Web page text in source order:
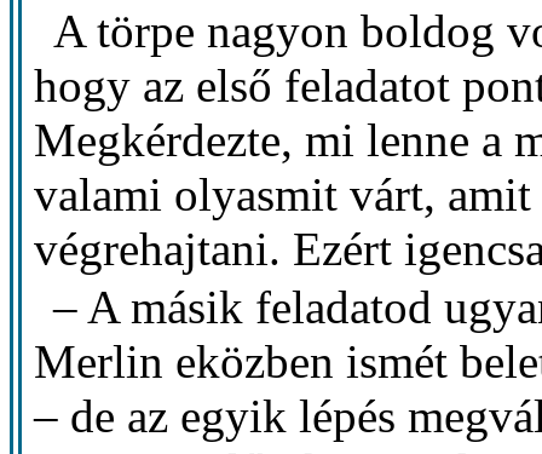
A törpe nagyon boldog
hogy az első feladatot
Megkérdezte, mi lenne a
valami olyasmit várt, amit
végrehajtani. Ezért
– A másik feladatod
Merlin eközben ismét
– de az egyik lépés